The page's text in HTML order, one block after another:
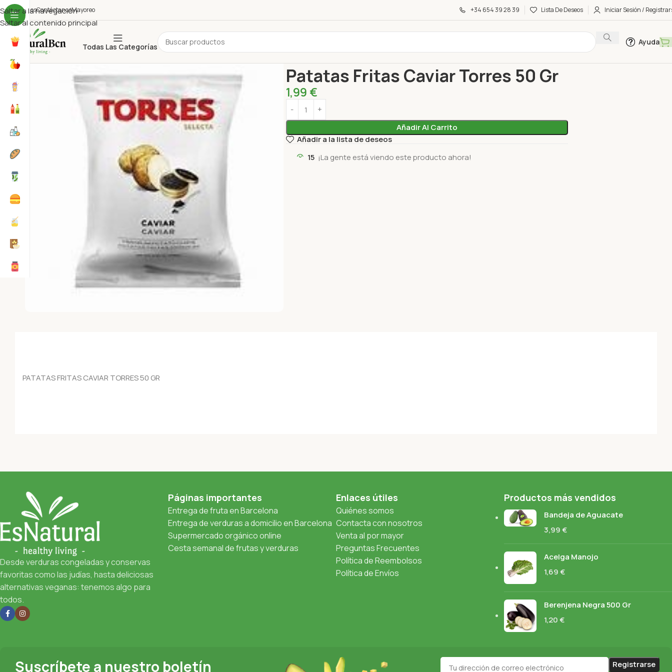
Saltar a la navegación
Saltar al contenido principal
SomosContáctanosMayoreo +34 654 39 28 39 Lista De Deseos Iniciar Sesión /
Todas Las Categorías
Ayuda
Patatas Fritas Caviar Torres 50 Gr
1,99 €
Añadir Al Carrito
Añadir a la lista de deseos
15 ¡La gente está viendo este producto ahora!
PATATAS FRITAS CAVIAR TORRES 50 GR
Desde verduras congeladas y conservas
favoritas como las judías, hasta deliciosas
alternativas veganas: tenemos algo para
todos.
Páginas importantes
Entrega de fruta en Barcelona
Entrega de verduras a domicilio en Barcelona
Supermercado orgánico online
Cesta semanal de frutas y verduras
Enlaces útiles
Quiénes somos
Contacta con nosotros
Venta al por mayor
Preguntas Frecuentes
Política de Reembolsos
Política de Envíos
Productos más vendidos
Bandeja de Aguacate
3,99€
Acelga Manojo
1,69€
Berenjena Negra 500 Gr
1,20€
Suscríbete a nuestro boletín